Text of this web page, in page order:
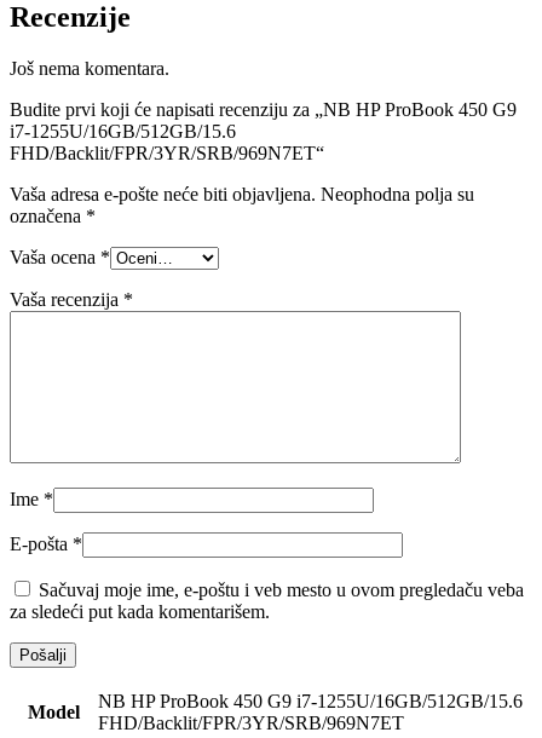
Recenzije
Još nema komentara.
Budite prvi koji će napisati recenziju za „NB HP ProBook 450 G9
i7-1255U/16GB/512GB/15.6
FHD/Backlit/FPR/3YR/SRB/969N7ET“
Vaša adresa e-pošte neće biti objavljena. Neophodna polja su
označena *
Vaša ocena *
Vaša recenzija *
Ime *
E-pošta *
Sačuvaj moje ime, e-poštu i veb mesto u ovom pregledaču veba
za sledeći put kada komentarišem.
Model
NB HP ProBook 450 G9 i7-1255U/16GB/512GB/15.6
FHD/Backlit/FPR/3YR/SRB/969N7ET